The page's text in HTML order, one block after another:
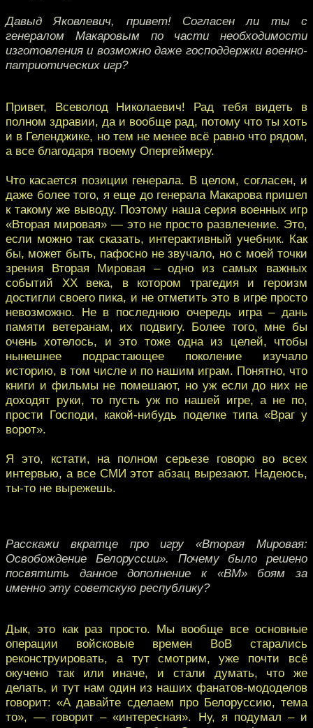
Давыд Яковлевич, привет! Согласен ли ты с
генералом Макаровым по части необходимости
изготовления и возможно даже господдержки военно-
патриотических игр?
Привет, Всеволод Николаевич! Рад тебя видеть в
полном здравии, да и вообще рад, потому что ты хоть
и в Геленджике, но тем не менее всё равно что рядом,
а все благодаря твоему Опергеймеру.
Что касается позиции генерала. В целом, согласен, и
даже более того, я еще до генерала Макарова пришел
к такому же выводу. Поэтому наша серия военных игр
«Вторая мировая» — это не просто развлечение. Это,
если можно так сказать, интерактивный учебник. Как
бы, может быть, пафосно не звучало, но с моей точки
зрения Вторая Мировая – одно из самых важных
событий XX века, в котором трагедия и героизм
достигли своего пика, и не отметить это в игре просто
невозможно. Не в последнюю очередь игра – дань
памяти ветеранам, их подвигу. Более того, мне бы
очень хотелось, и это тоже одна из целей, чтобы
нынешнее подрастающее поколение изучало
историю, в том числе и по нашим играм. Понятно, что
книги и фильмы не помешают, но уж если до них не
доходят руки, то пусть уж по нашей игре, а не по,
прости Господи, какой-нибудь поделке типа «Враг у
ворот».
Я это, кстати, на полном серьезе говорю во всех
интервью, а все СМИ этот абзац вырезают. Надеюсь,
ты-то не вырежешь.
Расскажи вкратце про игру «Вторая Мировая:
Освобождение Белоруссии». Почему было решено
посвятить данное дополнение к «ВМ» боям за
именно эту советскую республику?
Дык, это как раз просто. Мы вообще все основные
операции войсковые времен ВоВ старались
реконструировать, а тут смотрим, уже почти всё
окучено так или иначе, и стали думать, что же
делать, и тут нам один из наших фанатов-мододелов
говорит: «А давайте сделаем про Белоруссию, тема
то», — говорит – «интересная». Ну, я подумал – и